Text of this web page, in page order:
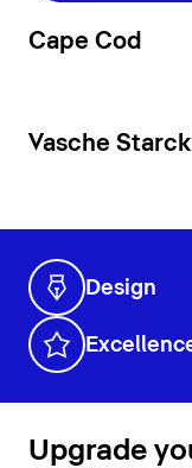
Cape Cod
Vasche Starck
Design
Upgrade